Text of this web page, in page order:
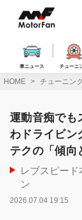
ス
車ニュース チューニ
HOME チューニン
運動音痴でも
わドライビ
テクの「傾向
レブスピー
ン
2026.07.04 19:15